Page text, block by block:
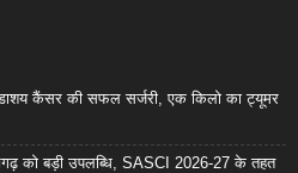
कैंसर की सफल सर्जरी, एक किलो का ट्यूमर
को बड़ी उपलब्धि, SASCI 2026-27 के तहत